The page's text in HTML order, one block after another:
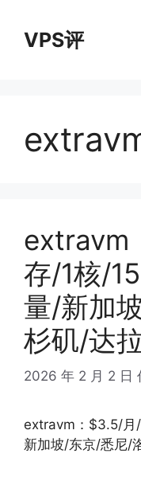
VPS评
extravm
存/1核/
量/新加
杉矶/达
2026 年 2 月 2 日
extravm：$3.5/月
新加坡/东京/悉尼/